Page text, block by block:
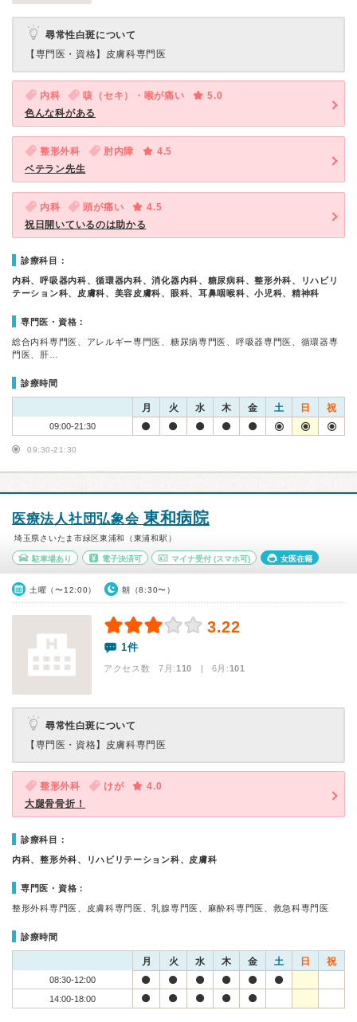
尋常性白斑について
【専門医・資格】 皮膚科専門医
内科 咳（セキ）・喉が痛い
5.0
色んな科がある
整形外科 肘内障
4.5
ベテラン先生
内科 頭が痛い
4.5
祝日開いているのは助かる
診療科目：
内科、呼吸器内科、循環器内科、消化器内科、糖尿病科、整形外科、リハビリ
テーション科、皮膚科、美容皮膚科、眼科、耳鼻咽喉科、小児科、精神科
専門医・資格：
総合内科専門医、アレルギー専門医、糖尿病専門医、呼吸器専門医、循環器専
門医、肝…
診療時間
月 火 水 木 金 土 日 祝
09:00-21:30
09:30-21:30
医療法人社団弘象会 東和病院
埼玉県さいたま市緑区東浦和（東浦和駅）
駐車場あり 電子決済可 マイナ受付 (スマホ可) 女医在籍
土曜（〜12:00） 朝（8:30〜）
3.22
1件
アクセス数 7月:110 | 6月:101
尋常性白斑について
【専門医・資格】 皮膚科専門医
整形外科 けが
4.0
大腿骨骨折！
診療科目：
内科、整形外科、リハビリテーション科、皮膚科
専門医・資格：
整形外科専門医、皮膚科専門医、乳腺専門医、麻酔科専門医、救急科専門医
診療時間
月 火 水 木 金 土 日 祝
08:30-12:00
14:00-18:00